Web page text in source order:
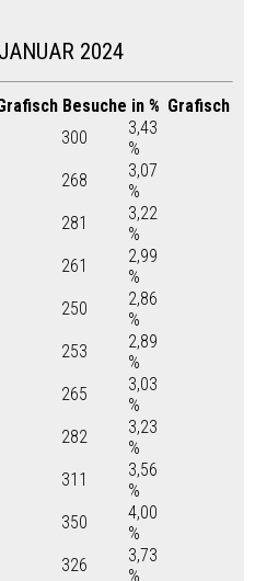
2024
Besuche in % Grafisch
300
3,43
%
268
3,07
%
281
3,22
%
261
2,99
%
250
2,86
%
253
2,89
%
265
3,03
%
282
3,23
%
311
3,56
%
350
4,00
%
326
3,73
%